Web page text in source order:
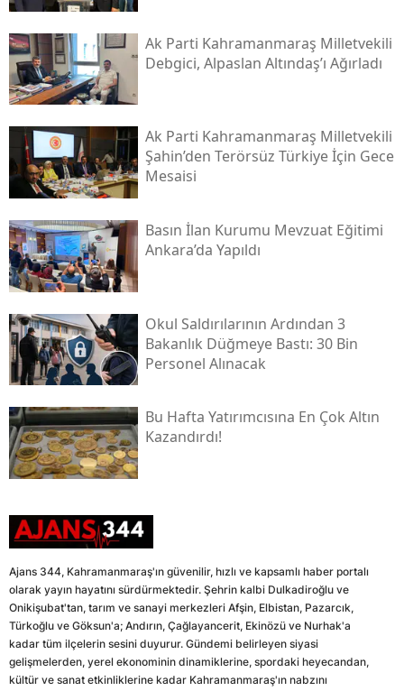
Ak Parti Kahramanmaraş Milletvekili
Debgici, Alpaslan Altındaş’ı Ağırladı
Ak Parti Kahramanmaraş Milletvekili
Şahin’den Terörsüz Türkiye İçin Gece
Mesaisi
Basın İlan Kurumu Mevzuat Eğitimi
Ankara’da Yapıldı
Okul Saldırılarının Ardından 3
Bakanlık Düğmeye Bastı: 30 Bin
Personel Alınacak
Bu Hafta Yatırımcısına En Çok Altın
Kazandırdı!
Ajans 344, Kahramanmaraş'ın güvenilir, hızlı ve kapsamlı haber portalı
olarak yayın hayatını sürdürmektedir. Şehrin kalbi Dulkadiroğlu ve
Onikişubat'tan, tarım ve sanayi merkezleri Afşin, Elbistan, Pazarcık,
Türkoğlu ve Göksun'a; Andırın, Çağlayancerit, Ekinözü ve Nurhak'a
kadar tüm ilçelerin sesini duyurur. Gündemi belirleyen siyasi
gelişmelerden, yerel ekonominin dinamiklerine, spordaki heyecandan,
kültür ve sanat etkinliklerine kadar Kahramanmaraş'ın nabzını